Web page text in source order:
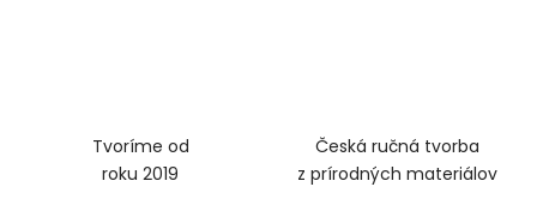
Tvoríme od
roku 2019
Česká ručná tvorba
z prírodných materiálov